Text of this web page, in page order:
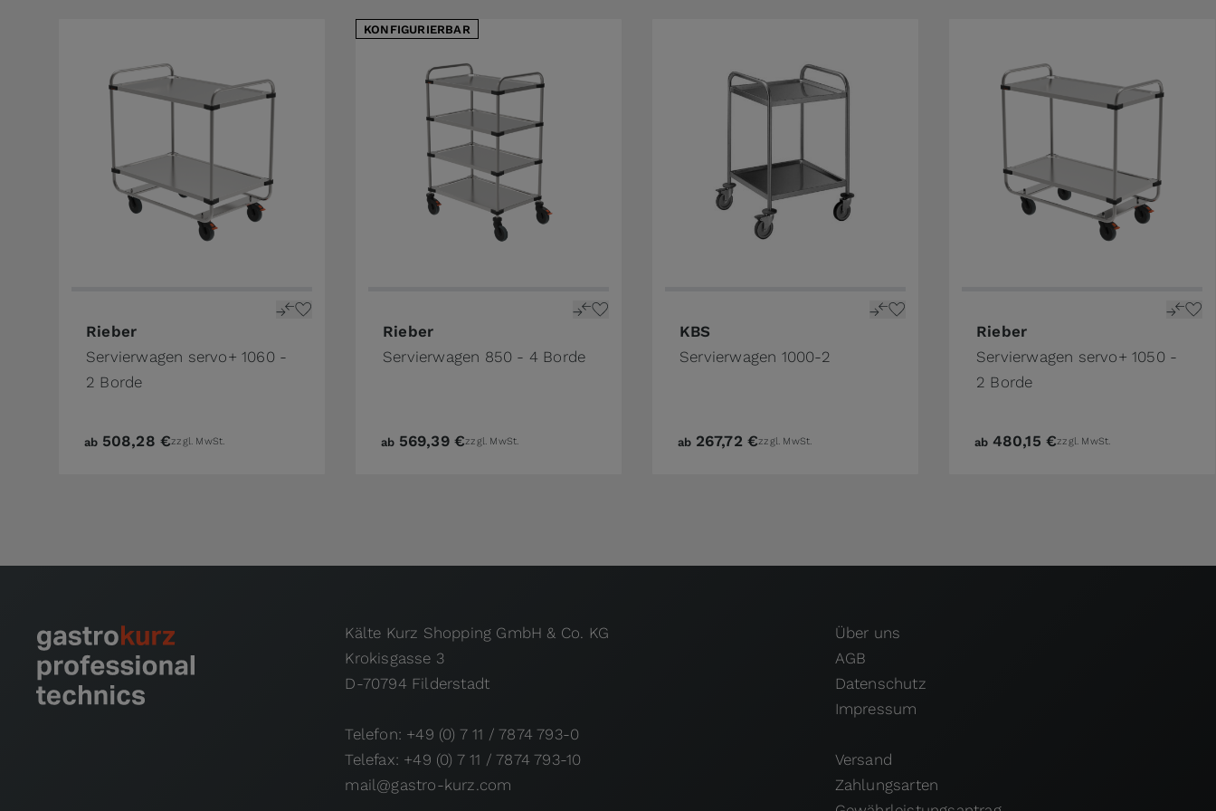
Rieber
Servierwagen servo+ 1060 -
2 Borde
ab 508,28 €zzgl. MwSt.
KONFIGURIERBAR
Rieber
Servierwagen 850 - 4 Borde
The price depends on the options chosen on the product page
ab 569,39 €zzgl. MwSt.
KBS
Servierwagen 1000-2
ab 267,72 €zzgl. MwSt.
Rieber
Servierwagen servo+ 1050 -
2 Borde
ab 480,15 €zzgl. MwSt.
Kälte Kurz Shopping GmbH & Co. KG
Krokisgasse 3
D-70794 Filderstadt
Telefon: +49 (0) 7 11 / 7874 793-0
Telefax: +49 (0) 7 11 / 7874 793-10
mail@gastro-kurz.com
Über uns
AGB
Datenschutz
Impressum
Versand
Zahlungsarten